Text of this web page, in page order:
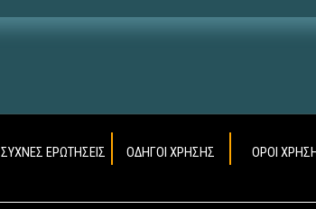
ΣΥΧΝΕΣ ΕΡΩΤΗΣΕΙΣ ΟΔΗΓΟΙ ΧΡΗΣΗΣ ΟΡΟΙ